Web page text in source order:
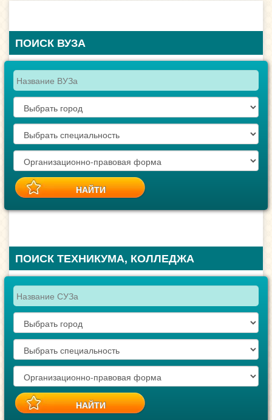
ПОИСК ВУЗА
ПОИСК ТЕХНИКУМА, КОЛЛЕДЖА